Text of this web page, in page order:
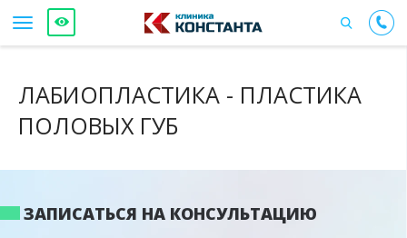
ЛАБИОПЛАСТИКА - ПЛАСТИКА
ПОЛОВЫХ ГУБ
ЗАПИСАТЬСЯ НА КОНСУЛЬТАЦИЮ